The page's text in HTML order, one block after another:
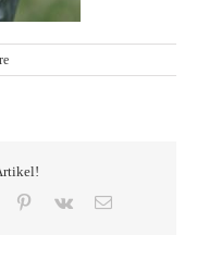
Tumblr Pinterest
Vk
E-